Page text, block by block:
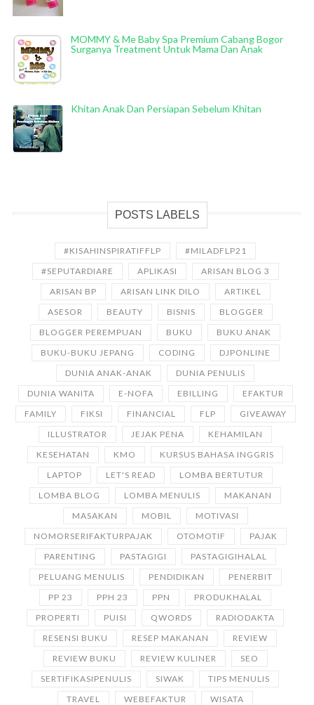
MOMMY & Me Baby Spa Premium Cabang Bogor
Surganya Treatment Untuk Mama Dan Anak
Khitan Anak Dan Persiapan Sebelum Khitan
POSTS LABELS
#KISAHINSPIRATIFFLP
#MILADFLP21
#SEPUTARDIARE
APLIKASI
ARISAN BLOG 3
ARISAN BP
ARISAN LINK DILO
ARTIKEL
ASESOR
BEAUTY BISNIS
BLOGGER
BLOGGER PEREMPUAN
BUKU
BUKU ANAK
BUKU-BUKU JEPANG
CODING
DJPONLINE
DUNIA ANAK-ANAK
DUNIA PENULIS
DUNIA WANITA
E-NOFA EBILLING
EFAKTUR
FAMILY
FIKSI FINANCIAL FLP
GIVEAWAY
ILLUSTRATOR
JEJAK PENA
KEHAMILAN
KESEHATAN
KMO
KURSUS BAHASA INGGRIS
LAPTOP
LET'S READ
LOMBA BERTUTUR
LOMBA BLOG
LOMBA MENULIS
MAKANAN
MASAKAN
MOBIL
MOTIVASI
NOMORSERIFAKTURPAJAK
OTOMOTIF
PAJAK
PARENTING
PASTAGIGI
PASTAGIGIHALAL
PELUANG MENULIS
PENDIDIKAN
PENERBIT
PP 23
PPH 23 PPN
PRODUKHALAL
PROPERTI
PUISI QWORDS
RADIODAKTA
RESENSI BUKU
RESEP MAKANAN
REVIEW
REVIEW BUKU
REVIEW KULINER
SEO
SERTIFIKASIPENULIS
SIWAK
TIPS MENULIS
TRAVEL
WEBEFAKTUR WISATA